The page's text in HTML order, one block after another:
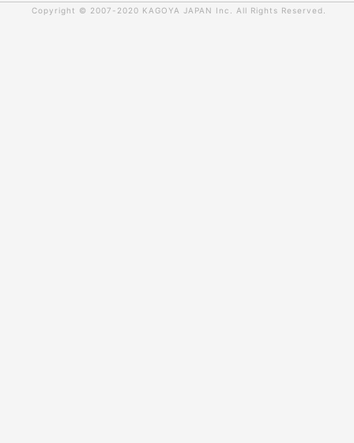
Copyright © 2007-2020 KAGOYA JAPAN Inc. All Rights Reserved.